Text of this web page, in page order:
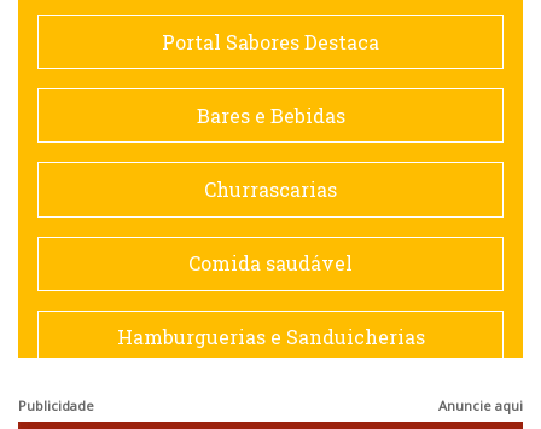
Comida saudável
Contemporânea
Doceria
Espanhola
Francesa
Portal Sabores Destaca
Bares e Bebidas
Churrascarias
Comida saudável
Hamburguerias e Sanduicherias
Publicidade Anuncie aqui